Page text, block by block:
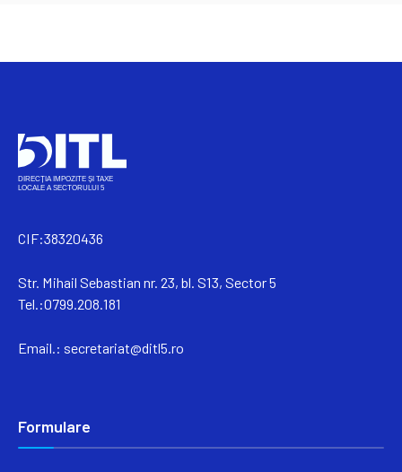
CIF:38320436
Str. Mihail Sebastian nr. 23, bl. S13, Sector 5
Tel.:0799.208.181
Email.: secretariat@ditl5.ro
Formulare